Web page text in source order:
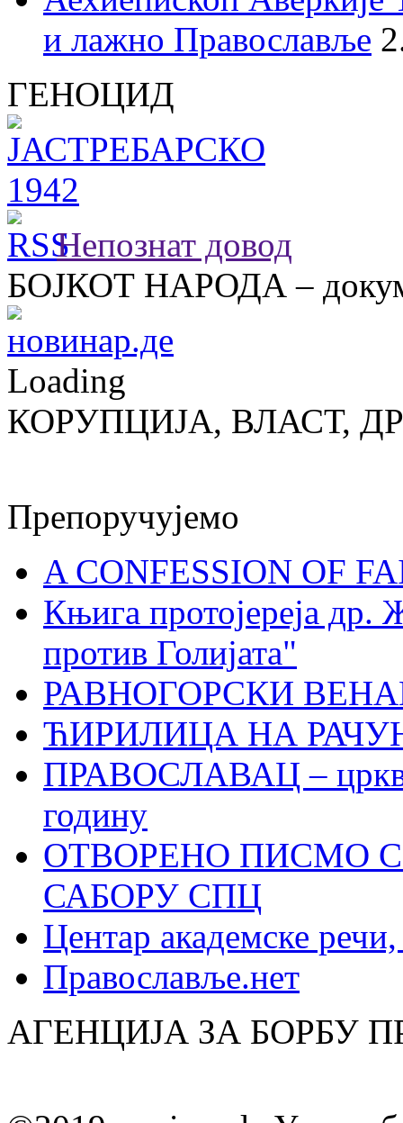
и лажно Православље
ГЕНОЦИД
Непознат довод
БОЈКОТ НАРОДА –
Loading
КОРУПЦИЈА, ВЛАСТ,
Препоручујемо
A CONFESSION OF
Књига протојереја др.
против Голијата"
РАВНОГОРСКИ
ЋИРИЛИЦА НА
ПРАВОСЛАВАЦ –
годину
ОТВОРЕНО ПИСМО
САБОРУ СПЦ
Центар академске
Православље.нет
АГЕНЦИЈА ЗА БОРБУ